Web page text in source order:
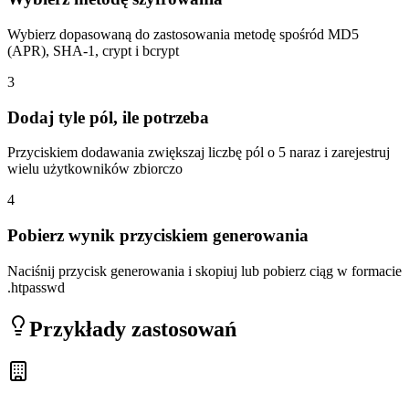
Wybierz dopasowaną do zastosowania metodę spośród MD5
(APR), SHA-1, crypt i bcrypt
3
Dodaj tyle pól, ile potrzeba
Przyciskiem dodawania zwiększaj liczbę pól o 5 naraz i zarejestruj
wielu użytkowników zbiorczo
4
Pobierz wynik przyciskiem generowania
Naciśnij przycisk generowania i skopiuj lub pobierz ciąg w formacie
.htpasswd
Przykłady zastosowań